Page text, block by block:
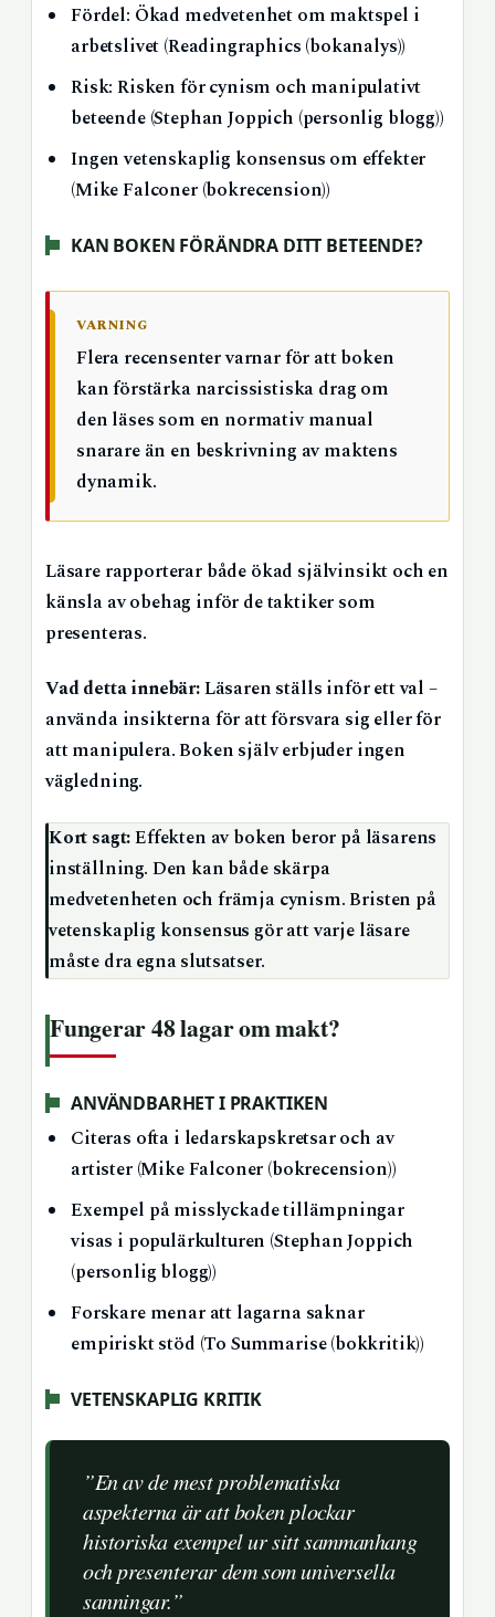
Fördel: Ökad medvetenhet om maktspel i
arbetslivet (Readingraphics (bokanalys))
Risk: Risken för cynism och manipulativt
beteende (Stephan Joppich (personlig blogg))
Ingen vetenskaplig konsensus om effekter
(Mike Falconer (bokrecension))
KAN BOKEN FÖRÄNDRA DITT BETEENDE?
VARNING
Flera recensenter varnar för att boken
kan förstärka narcissistiska drag om
den läses som en normativ manual
snarare än en beskrivning av maktens
dynamik.
Läsare rapporterar både ökad självinsikt och en
känsla av obehag inför de taktiker som
presenteras.
Vad detta innebär:Läsaren ställs inför ett val –
använda insikterna för att försvara sig eller för
att manipulera. Boken själv erbjuder ingen
vägledning.
Kort sagt:Effekten av boken beror på läsarens
inställning. Den kan både skärpa
medvetenheten och främja cynism. Bristen på
vetenskaplig konsensus gör att varje läsare
måste dra egna slutsatser.
Fungerar 48 lagar om makt?
ANVÄNDBARHET I PRAKTIKEN
Citeras ofta i ledarskapskretsar och av
artister (Mike Falconer (bokrecension))
Exempel på misslyckade tillämpningar
visas i populärkulturen (Stephan Joppich
(personlig blogg))
Forskare menar att lagarna saknar
empiriskt stöd (To Summarise (bokkritik))
VETENSKAPLIG KRITIK
”En av de mest problematiska
aspekterna är att boken plockar
historiska exempel ur sitt sammanhang
och presenterar dem som universella
sanningar.”